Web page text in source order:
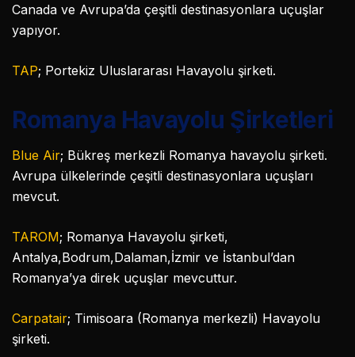
Canada ve Avrupa’da çeşitli destinasyonlara uçuşlar
yapıyor.
TAP; Portekiz Uluslararası Havayolu şirketi.
Romanya Havayolu Şirketleri
Blue Air; Bükreş merkezli Romanya havayolu şirketi.
Avrupa ülkelerinde çeşitli destinasyonlara uçuşları
mevcut.
TAROM; Romanya Havayolu şirketi,
Antalya,Bodrum,Dalaman,İzmir ve İstanbul’dan
Romanya’ya direk uçuşlar mevcuttur.
Carpatair; Timisoara (Romanya merkezli) Havayolu
şirketi.